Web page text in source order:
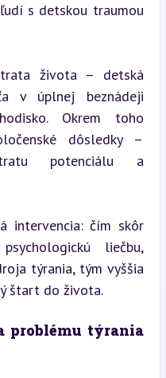
s detskou traumou
života – detská
v úplnej beznádeji
Okrem toho
dôsledky –
potenciálu a
intervencia: čím skôr
liečbu,
týrania, tým vyššia
štart do života.
problému týrania